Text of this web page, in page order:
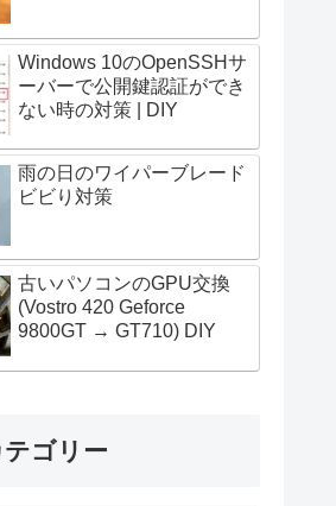
Windows 10のOpenSSHサ
ーバーで公開鍵認証ができ
ない時の対策 | DIY
雨の日のワイパーブレード
ビビり対策
古いパソコンのGPU交換
(Vostro 420 Geforce
9800GT → GT710) DIY
ゴリー